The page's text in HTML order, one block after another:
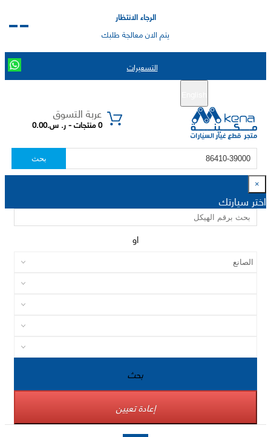
الرجاء الانتظار
يتم الان معالجة طلبك
التسعيرات
عربة التسوق
0 منتجات - ر. س.0.00
بحث
×
اختر سيارتك
او
بحث
إعادة تعيين